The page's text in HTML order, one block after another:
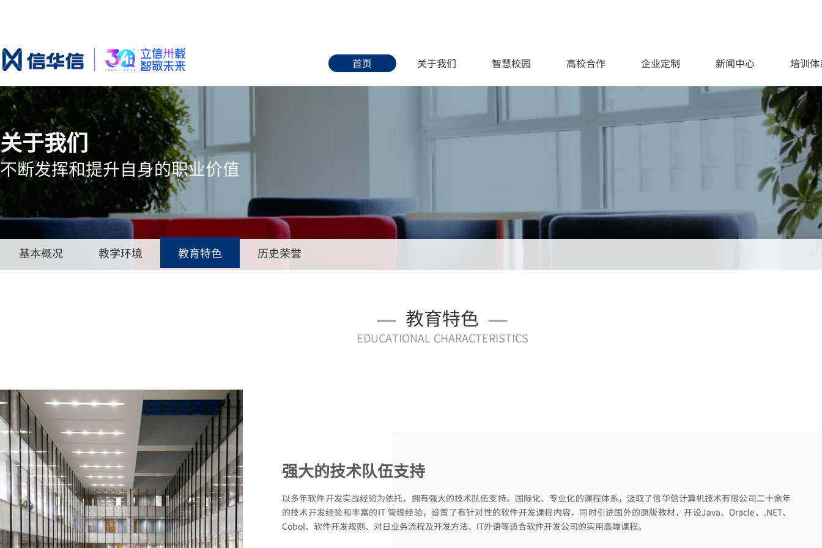
首页 关于我们 智慧校园 高校合作 企业定制 新闻中心 培训
关于我们
不断发挥和提升自身的职业价值
基本概况 教学环境 教育特色 历史荣誉
— 教育特色 —
EDUCATIONAL CHARACTERISTICS
强大的技术队伍支持
以多年软件开发实战经验为依托，拥有强大的技术队伍支持。国际化、专业化的课程体系，汲取了信华信计算机技术有限公司二十余年
的技术开发经验和丰富的IT 管理经验，设置了有针对性的软件开发课程内容，同时引进国外的原版教材，开设Java、Oracle、.NET、
Cobol、软件开发规则、对日业务流程及开发方法、IT外语等适合软件开发公司的实用高端课程。